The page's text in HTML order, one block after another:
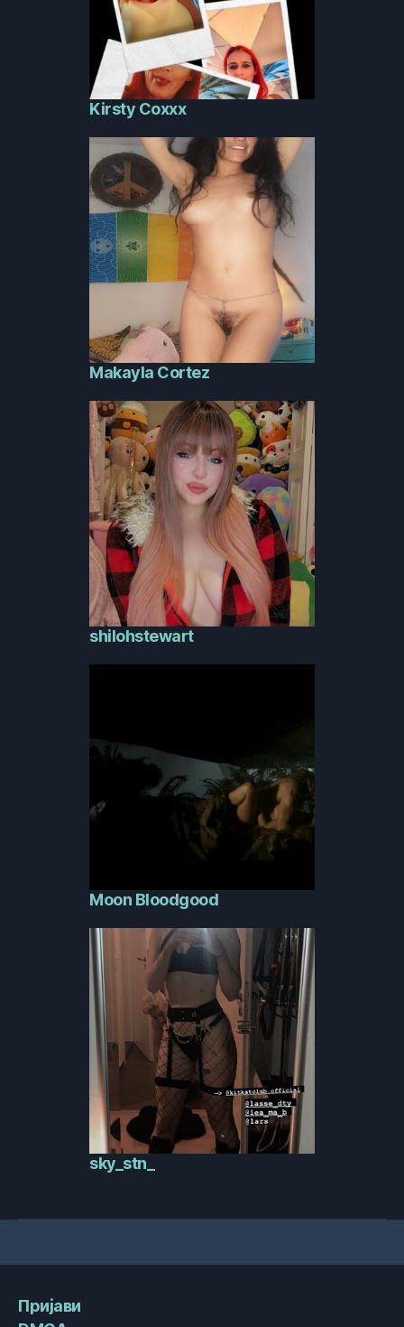
Kirsty Coxxx
Makayla Cortez
shilohstewart
Moon Bloodgood
sky_stn_
Пријави